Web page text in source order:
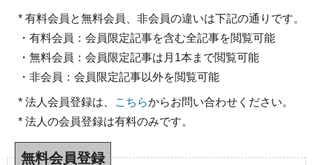
* 有料会員と無料会員、非会員の違いは下記の通りです。
・有料会員：会員限定記事を含む全記事を閲覧可能
・無料会員：会員限定記事は月1本まで閲覧可能
・非会員：会員限定記事以外を閲覧可能
* 法人会員登録は、 こちらからお問い合わせください。
* 法人の会員登録は有料のみです。
無料会員登録